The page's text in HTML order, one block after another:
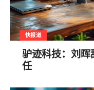
快报道
驴迹科技：刘晖
任